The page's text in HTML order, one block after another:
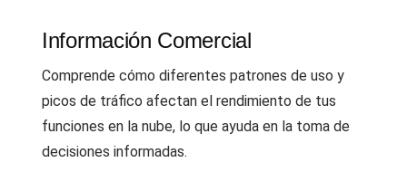
Información Comercial
Comprende cómo diferentes patrones de uso y
picos de tráfico afectan el rendimiento de tus
funciones en la nube, lo que ayuda en la toma de
decisiones informadas.